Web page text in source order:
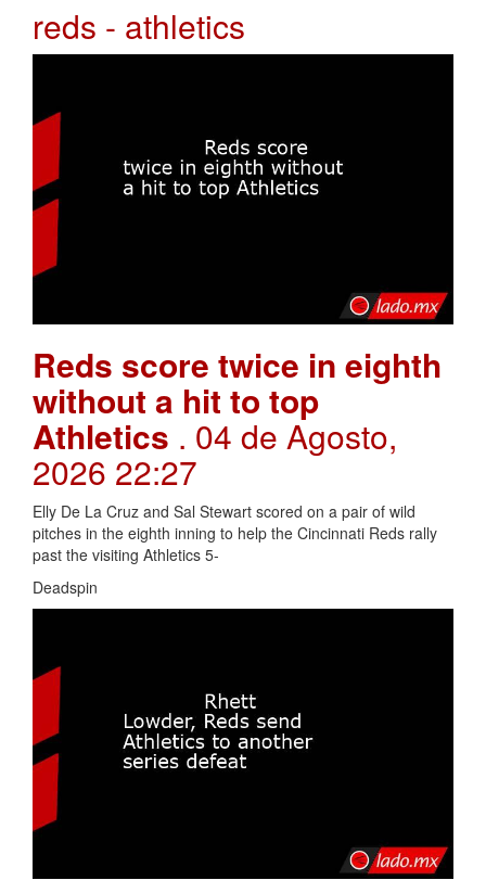
reds - athletics
Reds score twice in eighth
without a hit to top
Athletics . 04 de Agosto,
2026 22:27
Elly De La Cruz and Sal Stewart scored on a pair of wild
pitches in the eighth inning to help the Cincinnati Reds rally
past the visiting Athletics 5-
Deadspin